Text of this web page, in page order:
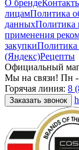
О бренде
лицамПолитика
данныхПолитика
применения
закупкиПолитика
(Яндекс)Рецепты
Официальный
Мы на связи! Пн
Горячая линия: 8
Заказать звонок